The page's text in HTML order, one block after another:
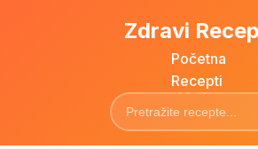
Zdravi
Početna
Recepti